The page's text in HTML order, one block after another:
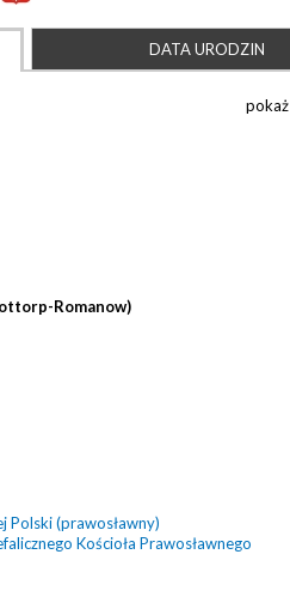
DATA URODZIN
pokaż
Romanow)
Polski (prawosławny)
Kościoła Prawosławnego